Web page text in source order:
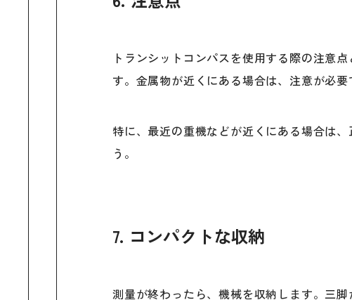
トランシットコンパスを使用する際の注意
す。金属物が近くにある場合は、注意が必要
特に、最近の重機などが近くにある場合は
う。
7. コンパクトな収納
測量が終わったら、機械を収納します。三